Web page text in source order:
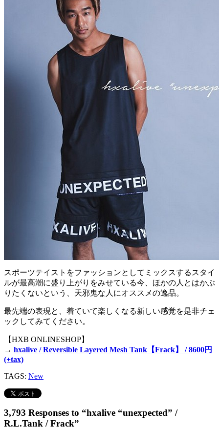
スポーツテイストをファッションとしてミックスするスタイ
ルが最高潮に盛り上がりをみせている今、ほかの人とはかぶ
りたくないという、天邪鬼な人にオススメの逸品。
最先端の表現と、着ていて楽しくなる新しい感覚を是非チェ
ックしてみてください。
【HXB ONLINESHOP】
→ hxalive / Reversible Layered Mesh Tank【Frack】 / 8600円
(+tax)
TAGS: New
3,793 Responses to “hxalive “unexpected” /
R.L.Tank / Frack”